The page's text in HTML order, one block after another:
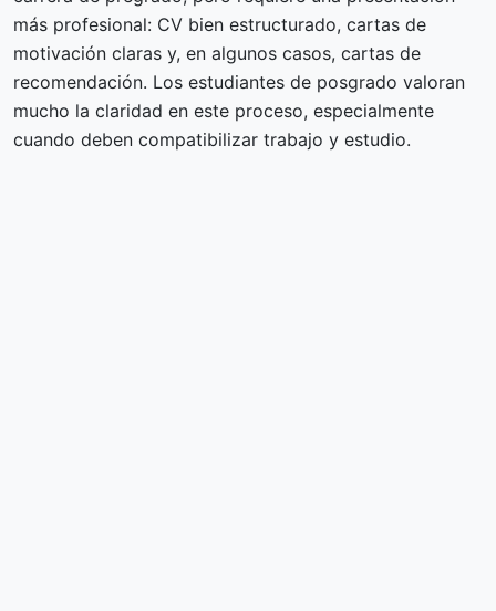
más profesional: CV bien estructurado, cartas de
motivación claras y, en algunos casos, cartas de
recomendación. Los estudiantes de posgrado valoran
mucho la claridad en este proceso, especialmente
cuando deben compatibilizar trabajo y estudio.